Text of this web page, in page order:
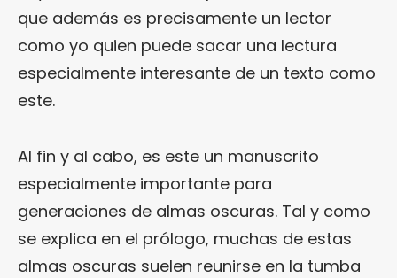
que además es precisamente un lector
como yo quien puede sacar una lectura
especialmente interesante de un texto como
este.
Al fin y al cabo, es este un manuscrito
especialmente importante para
generaciones de almas oscuras. Tal y como
se explica en el prólogo, muchas de estas
almas oscuras suelen reunirse en la tumba